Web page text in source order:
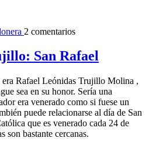
2 comentarios
San Rafael
Rafael Leónidas Trujillo Molina ,
sea en su honor. Sería una
era venerado como si fuese un
puede relacionarse al día de San
que es venerado cada 24 de
son bastante cercanas.